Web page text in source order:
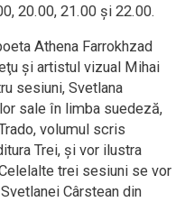
20.00, 21.00 şi 22.00.
Athena Farrokhzad
şi artistul vizual Mihai
sesiuni, Svetlana
sale în limba suedeză,
volumul scris
Trei, şi vor ilustra
trei sesiuni se vor
Cârstean din